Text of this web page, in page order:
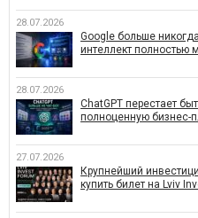
28.07.2026
Google больше
интеллект полностью
28.07.2026
ChatGPT перестает
полноценную бизнес-
27.07.2026
Крупнейший
купить билет на Lviv